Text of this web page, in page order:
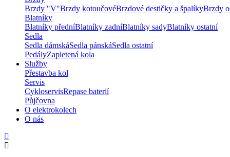
Brzdy "V"Brzdy kotoučovéBrzdové destičky a špalíkyBrzdy
Blatníky
Blatníky předníBlatníky zadníBlatníky sadyBlatníky ostatní
Sedla
Sedla dámskáSedla pánskáSedla ostatní
PedályZapletená kola
Služby
Přestavba kol
Servis
CykloservisRepase baterií
Půjčovna
O elektrokolech
O nás